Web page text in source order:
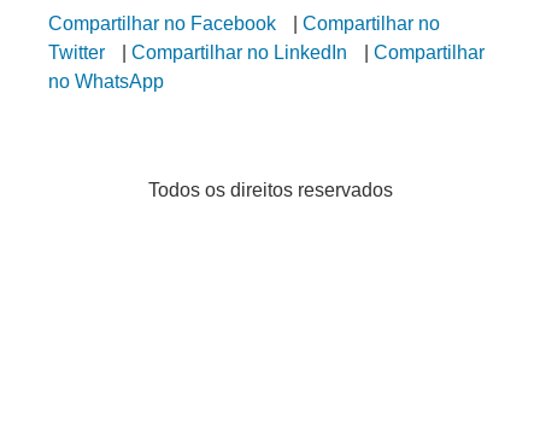
Compartilhar no Facebook
Compartilhar no
Twitter
Compartilhar no LinkedIn
Compartilhar
no WhatsApp
Todos os direitos reservados